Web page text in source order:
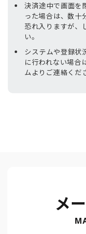
決済途中で画面を
った場合は、数十
恐れ入りますが、
い。
システムや登録状
に行われない場合
ムよりご連絡くだ
メ